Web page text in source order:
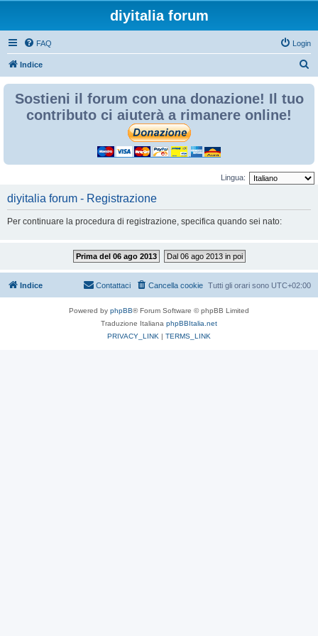
diyitalia forum
FAQ Login
Indice
Sostieni il forum con una donazione! Il tuo
contributo ci aiuterà a rimanere online!
Lingua:
diyitalia forum - Registrazione
Per continuare la procedura di registrazione, specifica quando sei nato:
Prima del 06 ago 2013 Dal 06 ago 2013 in poi
Indice Tutti gli orari sono UTC+02:00
Cancella cookie
Contattaci
Powered by phpBB® Forum Software © phpBB Limited
Traduzione Italiana phpBBItalia.net
PRIVACY_LINK | TERMS_LINK